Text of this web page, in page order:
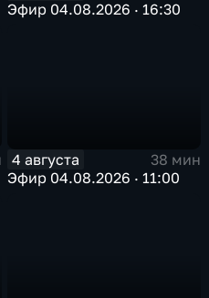
Эфир 04.08.2026 · 16:30
4 августа
38 мин
Эфир 04.08.2026 · 11:00